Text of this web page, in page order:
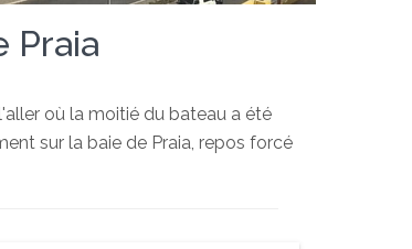
Praia
où la moitié du bateau a été
sur la baie de Praia, repos forcé